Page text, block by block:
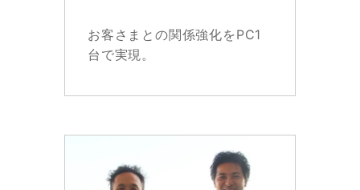
お客さまとの関係強化をPC1
台で実現。